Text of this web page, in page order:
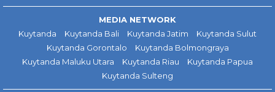
MEDIA NETWORK
Kuytanda
Kuytanda Bali Kuytanda Jatim
Kuytanda Sulut
Kuytanda Gorontalo
Kuytanda Bolmongraya
Kuytanda Maluku Utara
Kuytanda Riau
Kuytanda Papua
Kuytanda Sulteng